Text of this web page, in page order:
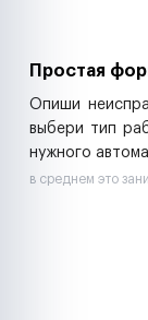
Простая
Опиши
выбери тип
нужного
в среднем это